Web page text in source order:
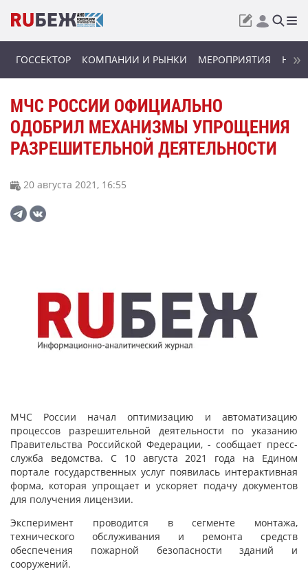
ГОССЕКТОР КОМПАНИИ И РЫНКИ МЕРОПРИЯТИЯ
МЧС РОССИИ ОФИЦИАЛЬНО
ОДОБРИЛ МЕХАНИЗМЫ УПРОЩЕНИЯ
РАЗРЕШИТЕЛЬНОЙ ДЕЯТЕЛЬНОСТИ
20 августа 2021, 16:55
МЧС России начал оптимизацию и автоматизацию
процессов разрешительной деятельности по указанию
Правительства Российской Федерации, - сообщает пресс-
служба ведомства. С 10 августа 2021 года на Едином
портале государственных услуг появилась интерактивная
форма, которая упрощает и ускоряет подачу документов
для получения лицензии.
Эксперимент проводится в сегменте монтажа,
технического обслуживания и ремонта средств
обеспечения пожарной безопасности зданий и
сооружений.